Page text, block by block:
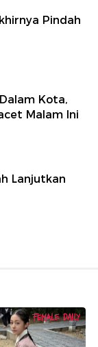
Pindah
Kota,
Malam Ini
Lanjutkan